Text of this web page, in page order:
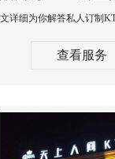
查看服务